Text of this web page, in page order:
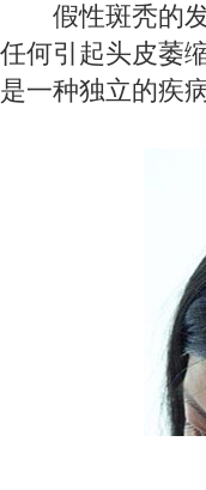
假性斑秃的发
任何引起头皮萎
是一种独立的疾病